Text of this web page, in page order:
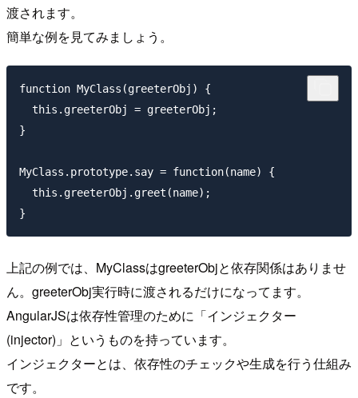
渡されます。
簡単な例を見てみましょう。
function MyClass(greeterObj) {
  this.greeterObj = greeterObj;
}
MyClass.prototype.say = function(name) {
  this.greeterObj.greet(name);
上記の例では、MyClassはgreeterObjと依存関係はありませ
ん。greeterObj実行時に渡されるだけになってます。
AngularJSは依存性管理のために「インジェクター
(injector)」というものを持っています。
インジェクターとは、依存性のチェックや生成を行う仕組み
です。